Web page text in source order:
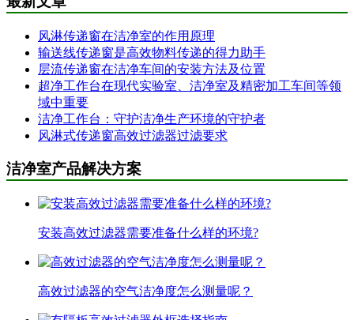
风淋传递窗在洁净室的作用原理
输送线传递窗是高效物料传递的得力助手
层流传递窗在洁净车间的安装方法及位置
超净工作台在现代实验室、洁净室及精密加工车间等领
域中重要
洁净工作台：守护洁净生产环境的守护者
风淋式传递窗高效过滤器过滤要求
洁净室产品解决方案
安装高效过滤器需要准备什么样的环境?
高效过滤器的空气洁净度怎么测量呢？